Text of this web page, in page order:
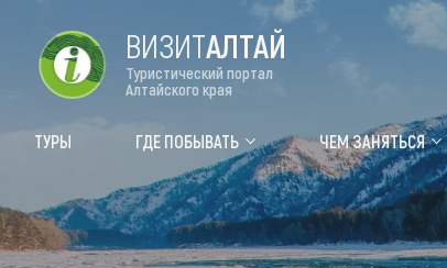
Туры
ВИЗИТАЛТАЙ
Туристический портал
Алтайского края
ТУРЫ ГДЕ ПОБЫВАТЬ ЧЕМ ЗАНЯТЬСЯ